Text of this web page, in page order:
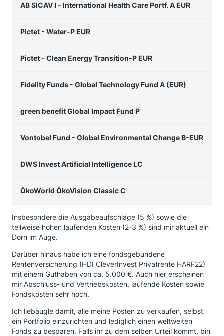
AB SICAV I - International Health Care Portf. A EUR
Pictet - Water-P EUR
Pictet - Clean Energy Transition-P EUR
Fidelity Funds - Global Technology Fund A (EUR)
green benefit Global Impact Fund P
Vontobel Fund - Global Environmental Change B-EUR
DWS Invest Artificial Intelligence LC
ÖkoWorld ÖkoVision Classic C
Insbesondere die Ausgabeaufschläge (5 %) sowie die
teilweise hohen laufenden Kosten (2-3 %) sind mir aktuell ein
Dorn im Auge.
Darüber hinaus habe ich eine fondsgebundene
Rentenversicherung (HDI CleverInvest Privatrente HARF22)
mit einem Guthaben von ca. 5.000 €. Auch hier erscheinen
mir Abschluss- und Vertriebskosten, laufende Kosten sowie
Fondskosten sehr hoch.
Ich liebäugle damit, alle meine Posten zu verkaufen, selbst
ein Portfolio einzurichten und lediglich einen weltweiten
Fonds zu besparen. Falls ihr zu dem selben Urteil kommt, bin